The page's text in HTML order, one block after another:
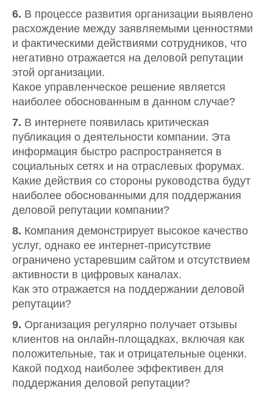
6. В процессе развития организации выявлено
расхождение между заявляемыми ценностями
и фактическими действиями сотрудников, что
негативно отражается на деловой репутации
этой организации.
Какое управленческое решение является
наиболее обоснованным в данном случае?
7. В интернете появилась критическая
публикация о деятельности компании. Эта
информация быстро распространяется в
социальных сетях и на отраслевых форумах.
Какие действия со стороны руководства будут
наиболее обоснованными для поддержания
деловой репутации компании?
8. Компания демонстрирует высокое качество
услуг, однако ее интернет-присутствие
ограничено устаревшим сайтом и отсутствием
активности в цифровых каналах.
Как это отражается на поддержании деловой
репутации?
9. Организация регулярно получает отзывы
клиентов на онлайн-площадках, включая как
положительные, так и отрицательные оценки.
Какой подход наиболее эффективен для
поддержания деловой репутации?